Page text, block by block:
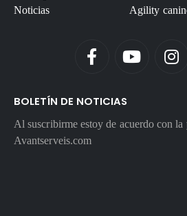
Noticias
Agility
BOLETÍN DE NOTICIAS
Al suscribirme estoy de acuerdo con la
Avantserveis.com